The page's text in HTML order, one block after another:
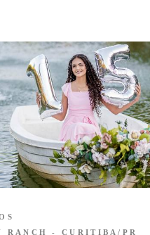
RANCH - CURITIBA/PR